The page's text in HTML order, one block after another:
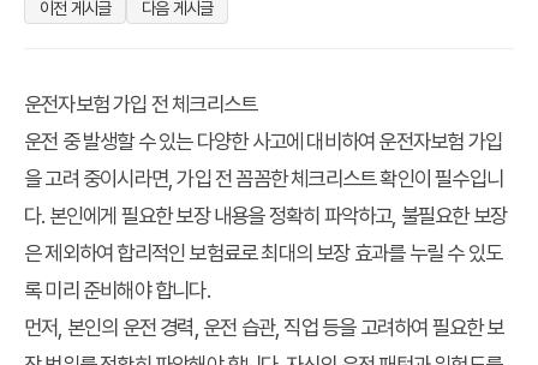
이전 게시글
다음 게시글
운전자보험 가입 전 체크리스트
운전 중 발생할 수 있는 다양한 사고에 대비하여 운전자보험 가입
을 고려 중이시라면, 가입 전 꼼꼼한 체크리스트 확인이 필수입니
다. 본인에게 필요한 보장 내용을 정확히 파악하고, 불필요한 보장
은 제외하여 합리적인 보험료로 최대의 보장 효과를 누릴 수 있도
록 미리 준비해야 합니다.
먼저, 본인의 운전 경력, 운전 습관, 직업 등을 고려하여 필요한 보